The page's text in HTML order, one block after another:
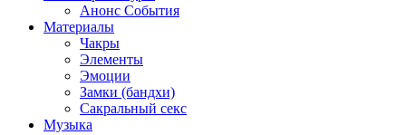
Анонс События
Материалы
Чакры
Элементы
Эмоции
Замки (бандхи)
Сакральный секс
Музыка